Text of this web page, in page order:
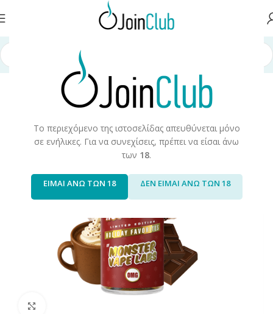
Το περιεχόμενο της ιστοσελίδας απευθύνεται μόνο
σε ενήλικες. Για να συνεχίσεις, πρέπει να είσαι άνω
των 18.
ΕΙΜΑΙ ΑΝΩ ΤΩΝ 18 ΔΕΝ ΕΙΜΑΙ ΑΝΩ ΤΩΝ 18
Υγρά Αναπλήρωσης